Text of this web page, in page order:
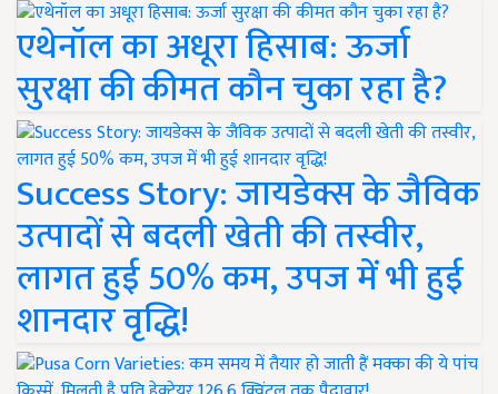
एथेनॉल का अधूरा हिसाब: ऊर्जा
सुरक्षा की कीमत कौन चुका रहा है?
Success Story: जायडेक्स के जैविक
उत्पादों से बदली खेती की तस्वीर,
लागत हुई 50% कम, उपज में भी हुई
शानदार वृद्धि!